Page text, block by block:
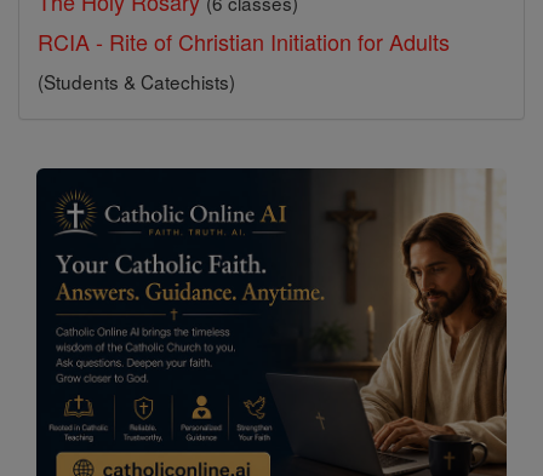
RCIA - Rite of Christian Initiation for Adults
(Students & Catechists)